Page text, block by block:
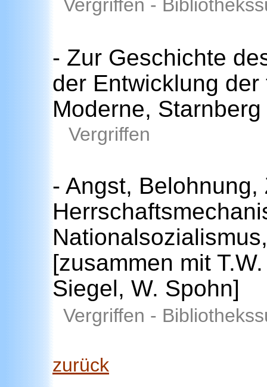
Vergriffen -
- Zur Geschichte
der Entwicklung
Moderne,
Vergriffen
- Angst,
[zusammen mit
Siegel, W. Spohn]
Vergriffen -
zurück